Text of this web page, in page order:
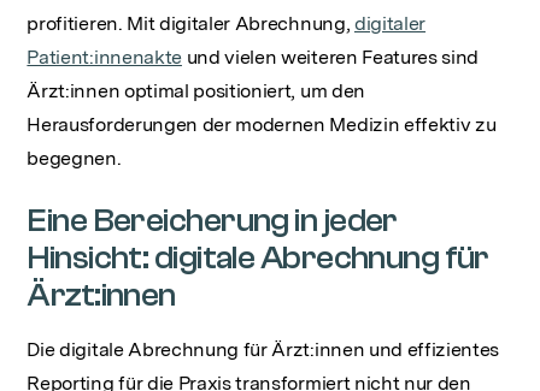
profitieren. Mit digitaler Abrechnung, digitaler
Patient:innenakteund vielen weiteren Features sind
Ärzt:innen optimal positioniert, um den
Herausforderungen der modernen Medizin effektiv zu
begegnen.
Eine Bereicherung in jeder
Hinsicht: digitale Abrechnung für
Ärzt:innen
Die digitale Abrechnung für Ärzt:innen und effizientes
Reporting für die Praxis transformiert nicht nur den